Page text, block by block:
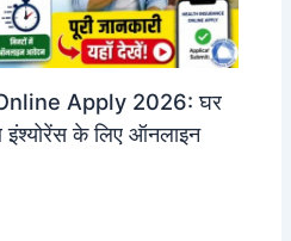
Apply 2026: घर
के लिए ऑनलाइन